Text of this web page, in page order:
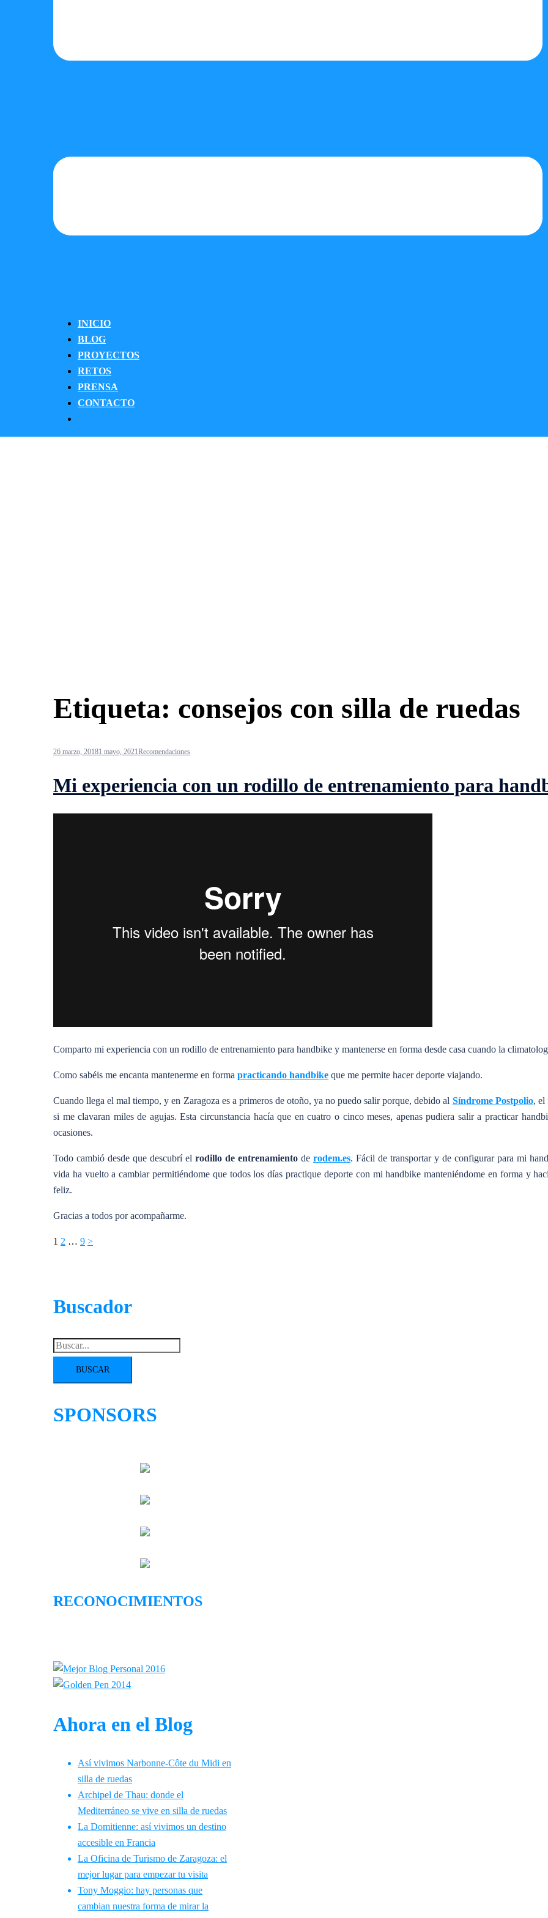
INICIO
BLOG
PROYECTOS
RETOS
PRENSA
CONTACTO
Etiqueta: consejos con silla de ruedas
26 marzo, 20181 mayo, 2021Recomendaciones
Mi experiencia con un rodillo de entrenamiento para
Comparto mi experiencia con un rodillo de entrenamiento para handbike y mantenerse en forma desde casa cuando la
Como sabéis me encanta mantenerme en forma practicando handbike que me permite hacer deporte viajando.
Cuando llega el mal tiempo, y en Zaragoza es a primeros de otoño, ya no puedo salir porque, debido al Síndrome Postpolio, el
si me clavaran miles de agujas. Esta circunstancia hacía que en cuatro o cinco meses, apenas pudiera salir a practicar
ocasiones.
Todo cambió desde que descubrí el rodillo de entrenamiento de rodem.es. Fácil de transportar y de configurar para mi
vida ha vuelto a cambiar permitiéndome que todos los días practique deporte con mi handbike manteniéndome en forma y
feliz.
Gracias a todos por acompañarme.
Paginación
entradas
1 2 … 9 >
Buscador
Buscar:
SPONSORS
RECONOCIMIENTOS
Ahora en el Blog
Así vivimos Narbonne-Côte du Midi en
silla de ruedas
Archipel de Thau: donde el
Mediterráneo se vive en silla de ruedas
La Domitienne: así vivimos un destino
accesible en Francia
La Oficina de Turismo de Zaragoza: el
mejor lugar para empezar tu visita
Tony Moggio: hay personas que
cambian nuestra forma de mirar la